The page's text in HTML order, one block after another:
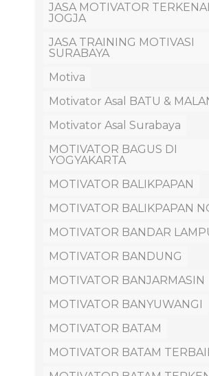
JASA MOTIVATOR
JOGJA
JASA TRAINING MOTIVASI
SURABAYA
Motiva
Motivator Asal BATU &
Motivator Asal Surabaya
MOTIVATOR BAGUS DI
YOGYAKARTA
MOTIVATOR BALIKPAPAN
MOTIVATOR BALIKPAPAN
MOTIVATOR BANDAR
MOTIVATOR BANDUNG
MOTIVATOR BANJARMASIN
MOTIVATOR BANYUWANGI
MOTIVATOR BATAM
MOTIVATOR BATAM